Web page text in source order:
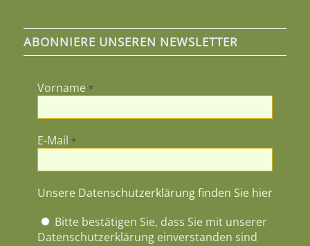
ABONNIERE UNSEREN NEWSLETTER
Vorname *
E-Mail *
Unsere Datenschutzerklärung finden Sie hier
Bitte bestätigen Sie, dass Sie mit unserer
Datenschutzerklärung einverstanden sind